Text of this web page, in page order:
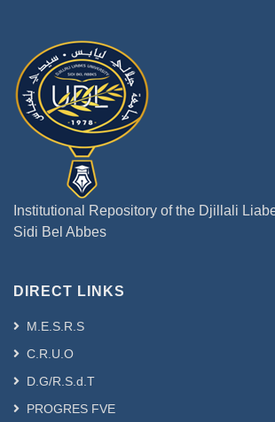
Institutional Repository of the Djillali
Sidi Bel Abbes
DIRECT LINKS
M.E.S.R.S
C.R.U.O
D.G/R.S.d.T
PROGRES FVE